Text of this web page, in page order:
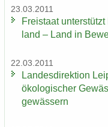
23.03.2011
Frei­staat
land – Land in
22.03.2011
Lan­des­di­rek­ti­on
öko­lo­gi­scher
ge­wäs­sern